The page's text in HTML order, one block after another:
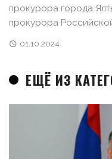
прокурора города
прокурора
01.10.2024
ЕЩЁ ИЗ